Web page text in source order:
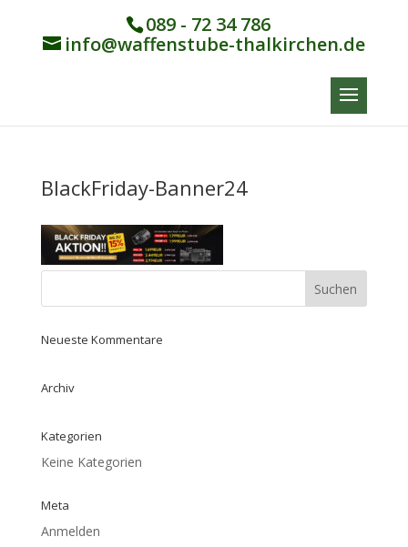
089 - 72 34 786
info@waffenstube-thalkirchen.de
BlackFriday-Banner24
Neueste Kommentare
Archiv
Kategorien
Keine Kategorien
Meta
Anmelden